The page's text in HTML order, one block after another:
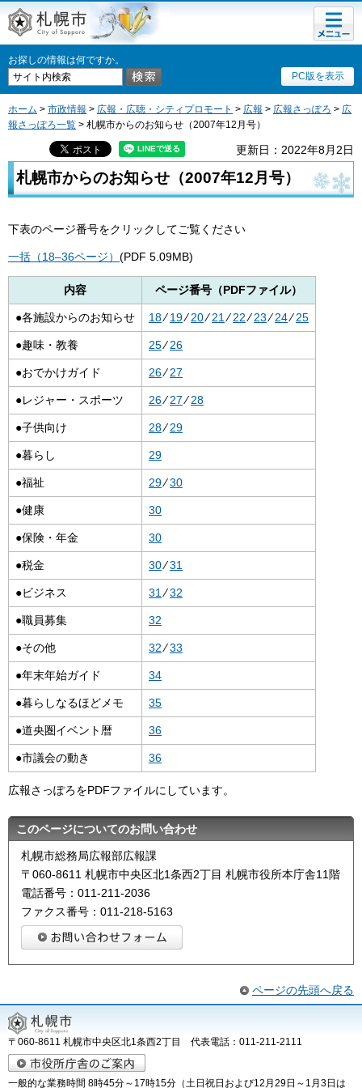
札幌市
お探しの情報は何ですか。
PC版を表示
メニュ
ー
ホーム > 市政情報 > 広報・広聴・シティプロモート > 広報 > 広報さっぽろ > 広
報さっぽろ一覧 > 札幌市からのお知らせ（2007年12月号）
更新日：2022年8月2日
札幌市からのお知らせ（2007年12月号）
下表のページ番号をクリックしてご覧ください
一括（18–36ページ） (PDF 5.09MB)
内容 ページ番号（PDFファイル）
●各施設からのお知らせ 18⁄19⁄20⁄21 ⁄22⁄23⁄24⁄25
●趣味・教養 25⁄26
●おでかけガイド 26⁄27
●レジャー・スポーツ 26⁄27⁄28
●子供向け 28⁄29
●暮らし 29
●福祉 29⁄30
●健康 30
●保険・年金 30
●税金 30⁄31
●ビジネス 31 ⁄32
●職員募集 32
●その他 32⁄33
●年末年始ガイド 34
●暮らしなるほどメモ 35
●道央圏イベント暦 36
●市議会の動き 36
広報さっぽろをPDFファイルにしています。
このページについてのお問い合わせ
札幌市総務局広報部広報課
〒060-8611 札幌市中央区北1条西2丁目 札幌市役所本庁舎11階
電話番号：011-211-2036
ファクス番号：011-218-5163
ページの先頭へ戻る
〒060-8611 札幌市中央区北1条西2丁目 代表電話：011-211-2111
一般的な業務時間 8時45分～17時15分（土日祝日および12月29日～1月3日は